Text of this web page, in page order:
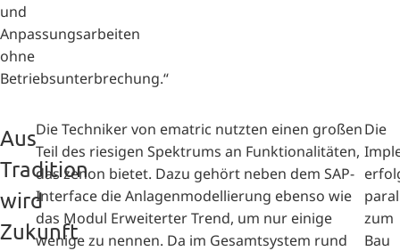
und
Anpassungsarbeiten
ohne
Betriebsunterbrechung.“
Aus
Tradition
wird
Zukunft
Die Techniker von ematric nutzten einen großen
Teil des riesigen Spektrums an Funktionalitäten,
das zenon bietet. Dazu gehört neben dem SAP-
Interface die Anlagenmodellierung ebenso wie
das Modul Erweiterter Trend, um nur einige
wenige zu nennen. Da im Gesamtsystem rund
Die
zum
Bau